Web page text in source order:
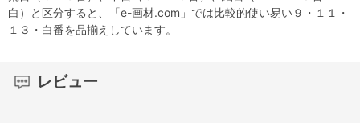
白）と区分すると、「e-画材.com」では比較的使い易い９・１１・
１３・白番を品揃えしています。
レビュー